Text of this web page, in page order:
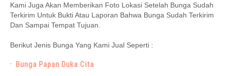
Kami Juga Akan Memberikan Foto Lokasi Setelah Bunga Sudah
Terkirim Untuk Bukti Atau Laporan Bahwa Bunga Sudah Terkirim
Dan Sampai Tempat Tujuan.
Berikut Jenis Bunga Yang Kami Jual Seperti :
· Bunga Papan Duka Cita